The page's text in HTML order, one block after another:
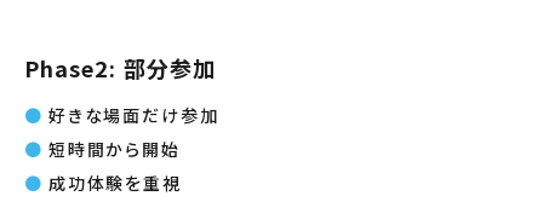
Phase2: 部分参加
好きな場面だけ参加
短時間から開始
成功体験を重視